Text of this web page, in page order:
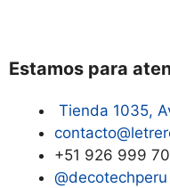
Estamos para
Tienda 1035,
+51 926 999
@decotechperu